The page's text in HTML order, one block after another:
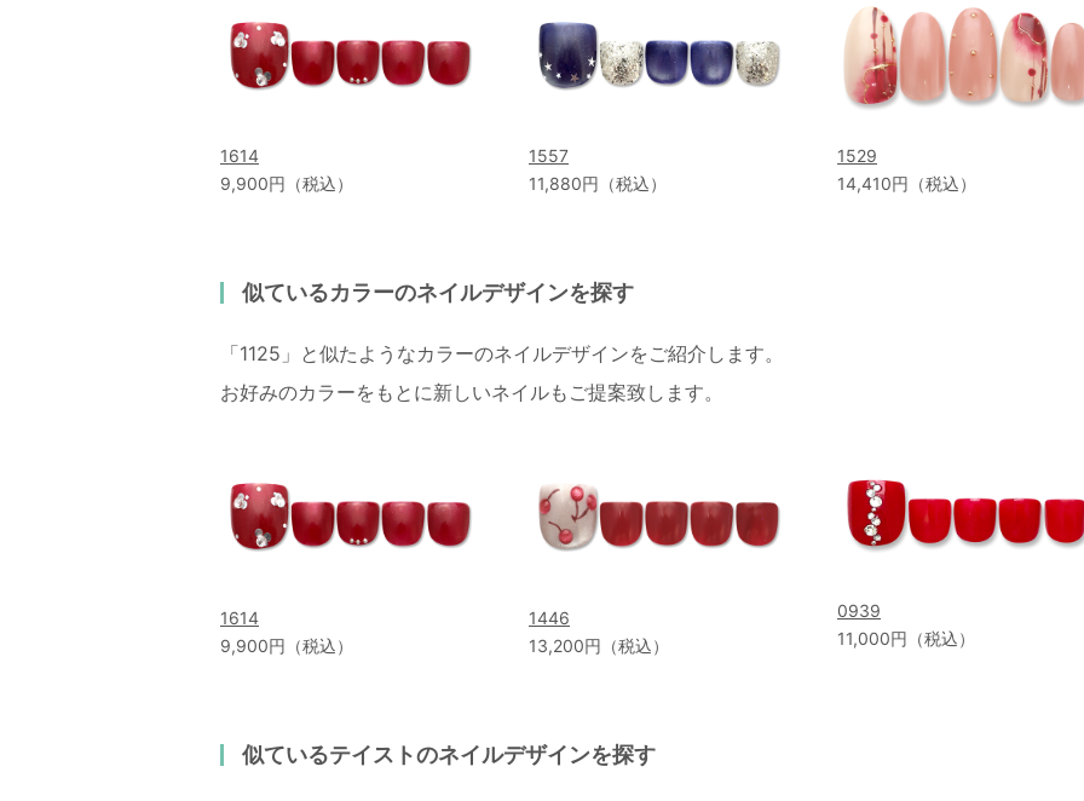
1614
9,900円（税込）
1557
11,880円（税込）
1529
14,410円（税込）
似ているカラーのネイルデザインを探す
「1125」と似たようなカラーのネイルデザインをご紹介します。
お好みのカラーをもとに新しいネイルもご提案致します。
1614
9,900円（税込）
1446
13,200円（税込）
0939
11,000円（税込）
似ているテイストのネイルデザインを探す